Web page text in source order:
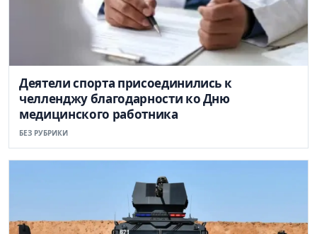
Деятели спорта присоединились к
челленджу благодарности ко Дню
медицинского работника
БЕЗ РУБРИКИ